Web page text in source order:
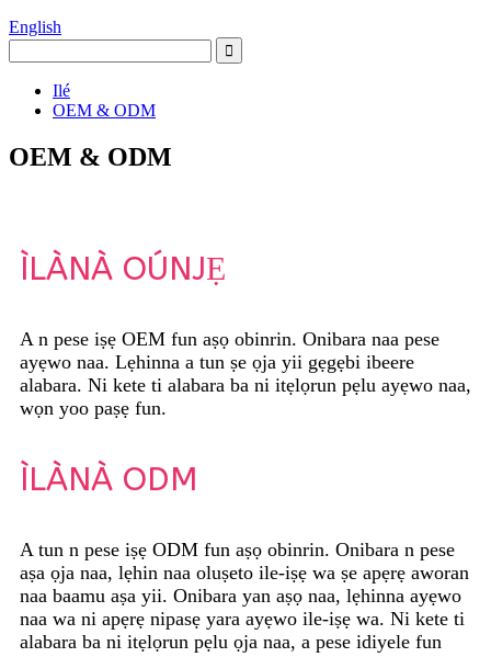
English
Ilé
OEM & ODM
OEM & ODM
ÌLÀNÀ OÚNJẸ
A n pese iṣẹ OEM fun aṣọ obinrin. Onibara naa pese
ayẹwo naa. Lẹhinna a tun ṣe ọja yii gẹgẹbi ibeere
alabara. Ni kete ti alabara ba ni itẹlọrun pẹlu ayẹwo naa,
wọn yoo paṣẹ fun.
ÌLÀNÀ ODM
A tun n pese iṣẹ ODM fun aṣọ obinrin. Onibara n pese
aṣa ọja naa, lẹhin naa oluṣeto ile-iṣẹ wa ṣe apẹrẹ aworan
naa baamu aṣa yii. Onibara yan aṣọ naa, lẹhinna ayẹwo
naa wa ni apẹrẹ nipasẹ yara ayẹwo ile-iṣẹ wa. Ni kete ti
alabara ba ni itẹlọrun pẹlu ọja naa, a pese idiyele fun